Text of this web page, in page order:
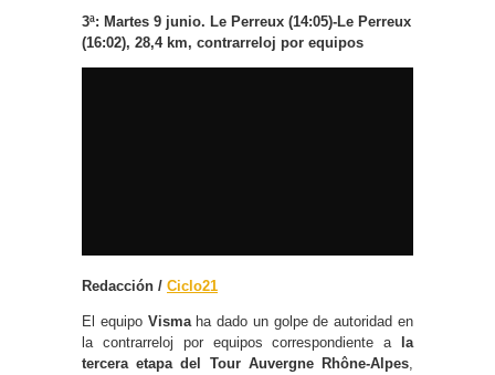
3ª: Martes 9 junio. Le Perreux (14:05)-Le Perreux
(16:02), 28,4 km, contrarreloj por equipos
Redacción / Ciclo21
El equipo Vismaha dado un golpe de autoridad en
la contrarreloj por equipos correspondiente a
la
tercera etapa del Tour Auvergne Rhône-Alpes,